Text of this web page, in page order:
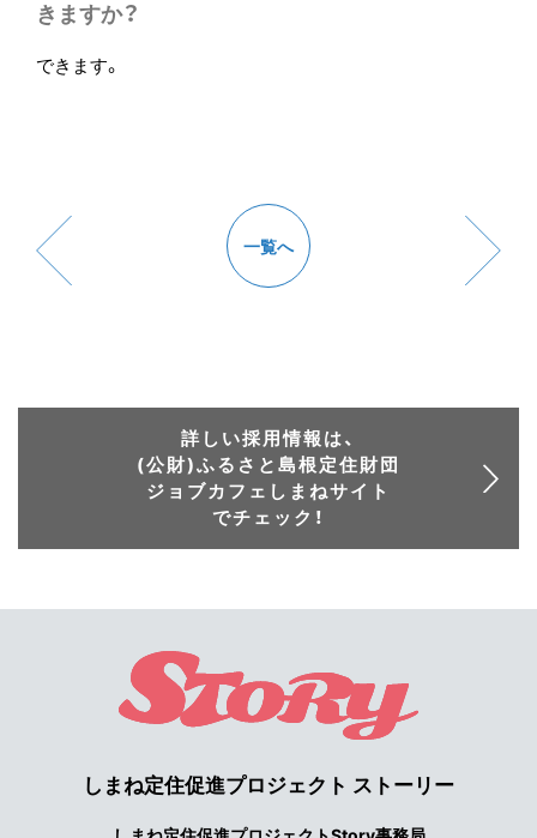
きますか？
できます。
一覧へ
詳しい採用情報は、
(公財)ふるさと島根定住財団
ジョブカフェしまねサイト
でチェック！
しまね定住促進プロジェクト ストーリー